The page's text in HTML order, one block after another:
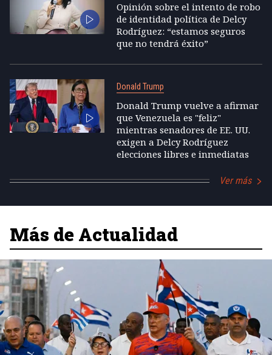
Opinión sobre el intento de robo
de identidad política de Delcy
Rodríguez: “estamos seguros
que no tendrá éxito”
Donald Trump
Donald Trump vuelve a afirmar
que Venezuela es "feliz"
mientras senadores de EE. UU.
exigen a Delcy Rodríguez
elecciones libres e inmediatas
Ver más
Más de Actualidad